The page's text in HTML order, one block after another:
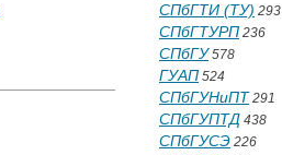
СПбГТИ (ТУ) 293
СПбГТУРП 236
СПбГУ578
ГУАП 524
СПбГУНиПТ 291
СПбГУПТД 438
СПбГУСЭ 226